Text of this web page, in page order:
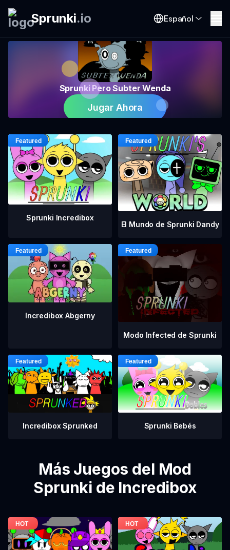
Sprunki.io Español
Sprunki Pero Subter Wenda
Jugar Ahora
Sprunki Incredibox
El Mundo de Sprunki Dandy
Incredibox Abgerny
Modo Infected de Sprunki
Incredibox Sprunked Sprunki Bebés
Más Juegos del Mod
Sprunki de Incredibox